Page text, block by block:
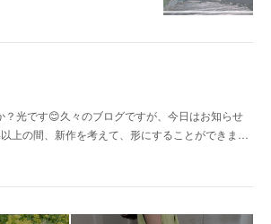
？光です😊久々のブログですが、今日はお知らせ
上の間、新作を考えて、形にすることができま…